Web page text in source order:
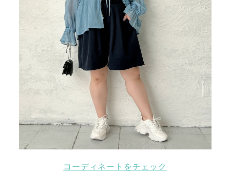
コーディネートをチェック